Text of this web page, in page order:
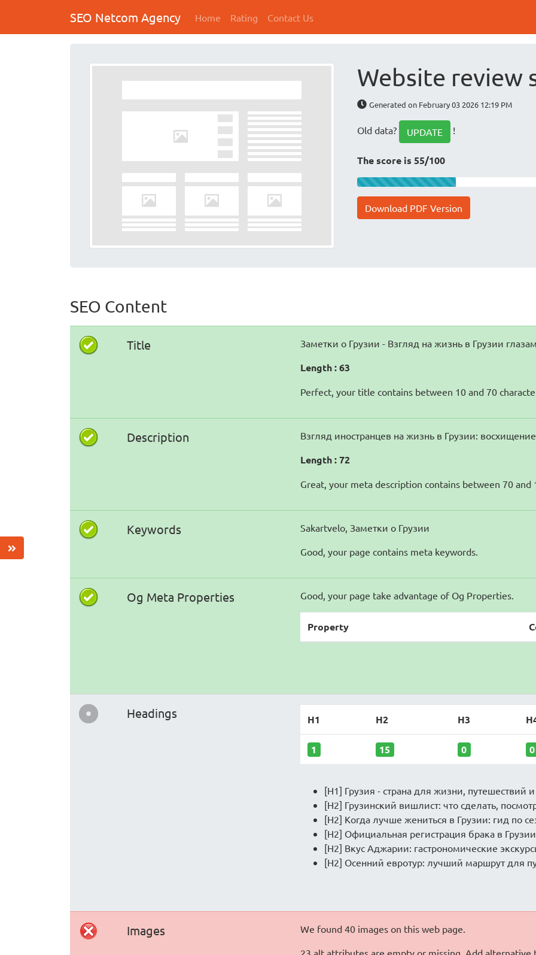
SEO Netcom Agency Home Rating Contact Us
Website review
Generated on February 03 2026 12:19 PM
Old data? UPDATE !
The score is 55/100
Download PDF Version
SEO Content
Title Заметки о Грузии - Взгляд на жизнь в Грузии
Length : 63
Perfect, your title contains between 10 and 70
Description Взгляд иностранцев на жизнь в Грузии:
Length : 72
Great, your meta description contains between 70 and
Keywords
Sakartvelo, Заметки о Грузии
Good, your page contains meta keywords.
Og Meta Properties Good, your page take advantage of Og Properties.
Property
Headings H1 H2 H3
1 15 0 0
[H1] Грузия - страна для жизни, путешествий
[H2] Грузинский вишлист: что сделать,
[H2] Когда лучше жениться в Грузии: гид по
[H2] Официальная регистрация брака в
[H2] Вкус Аджарии: гастрономические
[H2] Осенний евротур: лучший маршрут для
Images
We found 40 images on this web page.
23 alt attributes are empty or missing. Add alternative